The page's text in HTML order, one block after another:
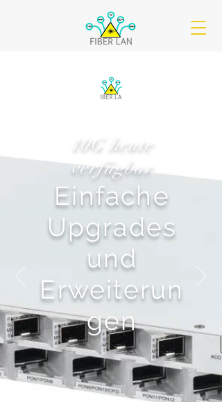
10G heute
verfügbar
Einfache
Upgrades
und
Erweiterun
gen